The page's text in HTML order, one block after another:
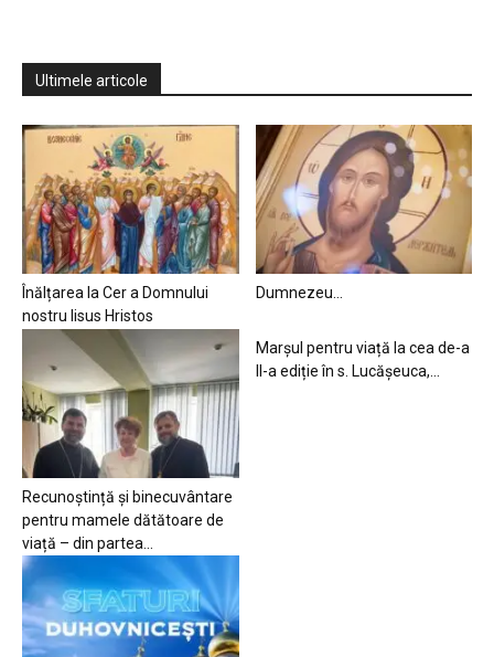
Ultimele articole
Înălțarea la Cer a Domnului
nostru Iisus Hristos
Dumnezeu…
Recunoștință și binecuvântare
pentru mamele dătătoare de
viață – din partea...
Marșul pentru viață la cea de-a
II-a ediție în s. Lucășeuca,...